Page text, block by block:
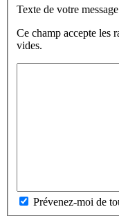
Texte de votre message
Ce champ accepte les
vides.
Prévenez-moi de